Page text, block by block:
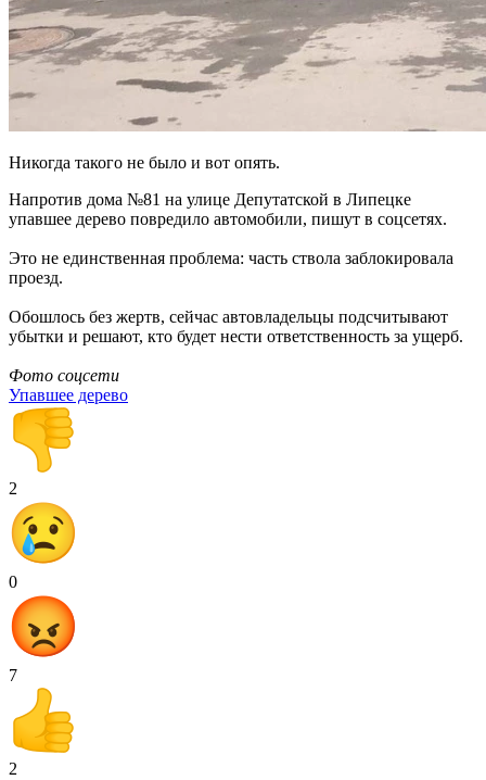
Никогда такого не было и вот опять.
Напротив дома №81 на улице Депутатской в Липецке
упавшее дерево повредило автомобили, пишут в соцсетях.
Это не единственная проблема: часть ствола заблокировала
проезд.
Обошлось без жертв, сейчас автовладельцы подсчитывают
убытки и решают, кто будет нести ответственность за ущерб.
Фото соцсети
Упавшее дерево
2
0
7
2